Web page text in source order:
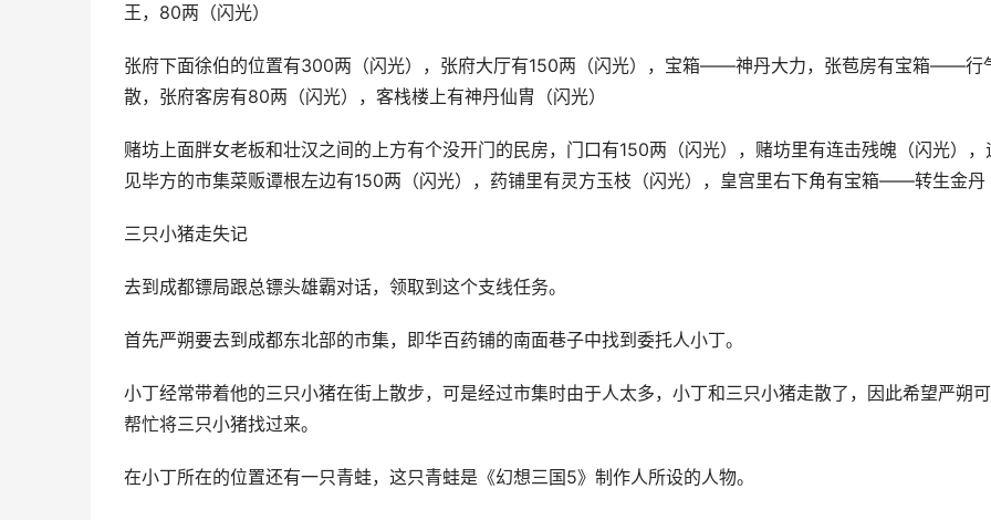
王，80两（闪光）
张府下面徐伯的位置有300两（闪光），张府大厅有150两（闪光），宝箱——神丹大力，张苞房有宝箱——行
散，张府客房有80两（闪光），客栈楼上有神丹仙胄（闪光）
赌坊上面胖女老板和壮汉之间的上方有个没开门的民房，门口有150两（闪光），赌坊里有连击残魄（闪光），
见毕方的市集菜贩谭根左边有150两（闪光），药铺里有灵方玉枝（闪光），皇宫里右下角有宝箱——转生金丹
三只小猪走失记
去到成都镖局跟总镖头雄霸对话，领取到这个支线任务。
首先严朔要去到成都东北部的市集，即华百药铺的南面巷子中找到委托人小丁。
小丁经常带着他的三只小猪在街上散步，可是经过市集时由于人太多，小丁和三只小猪走散了，因此希望严朔
帮忙将三只小猪找过来。
在小丁所在的位置还有一只青蛙，这只青蛙是《幻想三国5》制作人所设的人物。